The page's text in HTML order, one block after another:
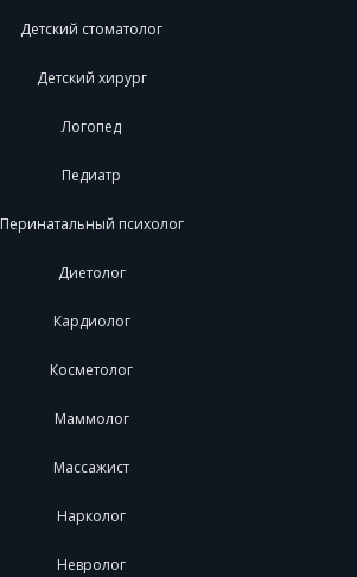
Детский стоматолог
Детский хирург
Логопед
Педиатр
Перинатальный психолог
Диетолог
Кардиолог
Косметолог
Маммолог
Массажист
Нарколог
Невролог